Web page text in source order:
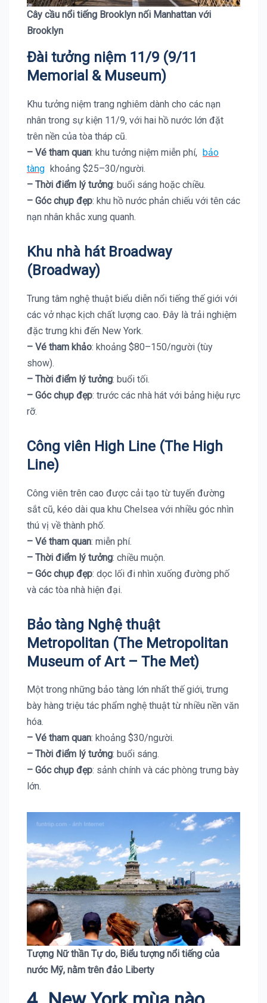
Cây cầu nổi tiếng Brooklyn nối Manhattan với
Brooklyn
Đài tưởng niệm 11/9 (9/11
Memorial & Museum)
Khu tưởng niệm trang nghiêm dành cho các nạn
nhân trong sự kiện 11/9, với hai hồ nước lớn đặt
trên nền của tòa tháp cũ.
– Vé tham quan: khu tưởng niệm miễn phí, bảo
tàng khoảng $25–30/người.
– Thời điểm lý tưởng: buổi sáng hoặc chiều.
– Góc chụp đẹp: khu hồ nước phản chiếu với tên các
nạn nhân khắc xung quanh.
Khu nhà hát Broadway
(Broadway)
Trung tâm nghệ thuật biểu diễn nổi tiếng thế giới với
các vở nhạc kịch chất lượng cao. Đây là trải nghiệm
đặc trưng khi đến New York.
– Vé tham khảo: khoảng $80–150/người (tùy
show).
– Thời điểm lý tưởng: buổi tối.
– Góc chụp đẹp: trước các nhà hát với bảng hiệu rực
rỡ.
Công viên High Line (The High
Line)
Công viên trên cao được cải tạo từ tuyến đường
sắt cũ, kéo dài qua khu Chelsea với nhiều góc nhìn
thú vị về thành phố.
– Vé tham quan: miễn phí.
– Thời điểm lý tưởng: chiều muộn.
– Góc chụp đẹp: dọc lối đi nhìn xuống đường phố
và các tòa nhà hiện đại.
Bảo tàng Nghệ thuật
Metropolitan (The Metropolitan
Museum of Art – The Met)
Một trong những bảo tàng lớn nhất thế giới, trưng
bày hàng triệu tác phẩm nghệ thuật từ nhiều nền văn
hóa.
– Vé tham quan: khoảng $30/người.
– Thời điểm lý tưởng: buổi sáng.
– Góc chụp đẹp: sảnh chính và các phòng trưng bày
lớn.
Tượng Nữ thần Tự do, Biểu tượng nổi tiếng của
nước Mỹ, nằm trên đảo Liberty